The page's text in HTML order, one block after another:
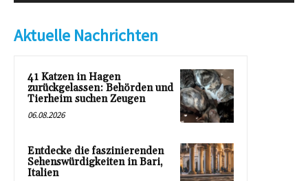
Aktuelle Nachrichten
41 Katzen in Hagen
zurückgelassen: Behörden und
Tierheim suchen Zeugen
06.08.2026
Entdecke die faszinierenden
Sehenswürdigkeiten in Bari,
Italien